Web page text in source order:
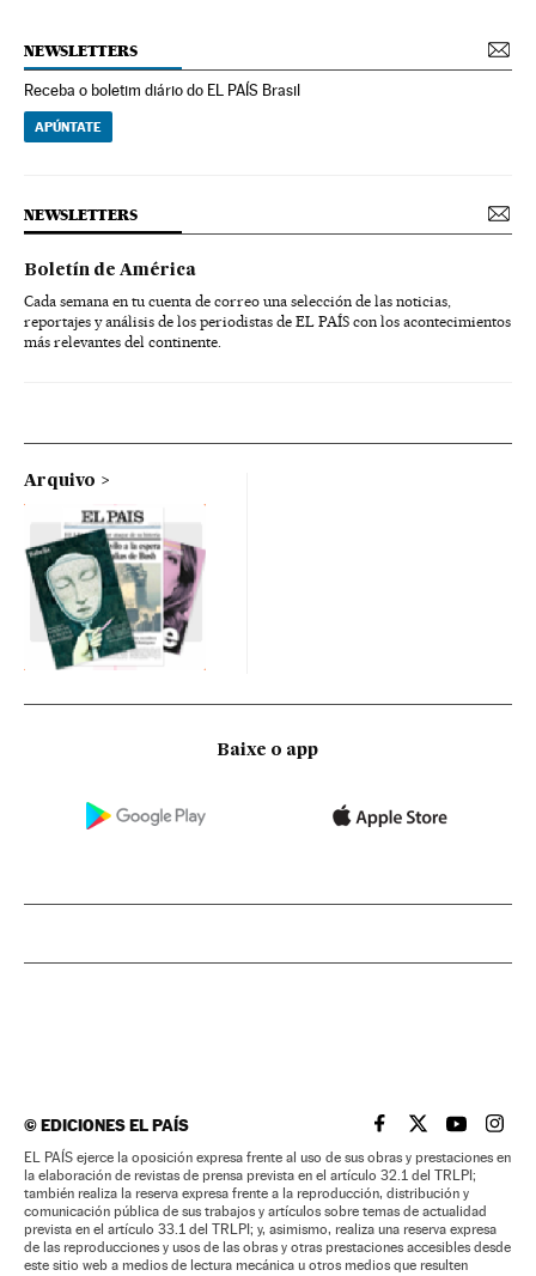
NEWSLETTERS
Receba o boletim diário do EL PAÍS Brasil
APÚNTATE
NEWSLETTERS
Boletín de América
Cada semana en tu cuenta de correo una selección de las noticias,
reportajes y análisis de los periodistas de EL PAÍS con los acontecimientos
más relevantes del continente.
Arquivo
Baixe o app
©EDICIONES EL PAÍS EL PAÍS BRASIL EN
EL PAÍSEL PAÍS
EL
EL PAÍS ejerce la oposición expresa frente al uso de sus obras y prestaciones en
la elaboración de revistas de prensa prevista en el artículo 32.1 del TRLPI;
también realiza la reserva expresa frente a la reproducción, distribución y
comunicación pública de sus trabajos y artículos sobre temas de actualidad
prevista en el artículo 33.1 del TRLPI; y, asimismo, realiza una reserva expresa
de las reproducciones y usos de las obras y otras prestaciones accesibles desde
este sitio web a medios de lectura mecánica u otros medios que resulten